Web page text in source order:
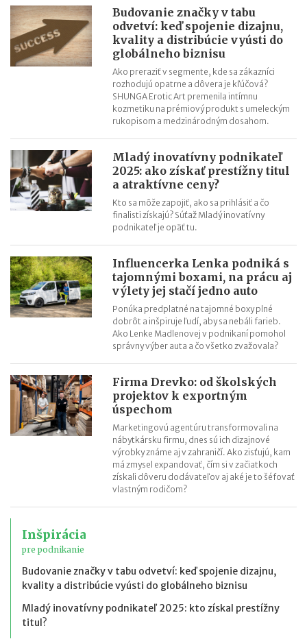
Revolúcia v doručovaní listov: výdajné boxy už nie sú len pre
balíky, poštu si vyzdvihnete kedykoľvek
Efektívny rast v roku 2026: Objavte potenciál AI aj na Kaufland
online trhovisku
Black Friday: Ako môžu slovenskí predajcovia využiť nákupnú
Najsilnejšia predvianočná sezóna: 5 krokov k vyšším tržbám
Budovanie značky v tabu
odvetví: keď spojenie dizajnu,
kvality a distribúcie vyústi do
globálneho biznisu
Ako preraziť v segmente, kde sa zákazníci
rozhodujú opatrne a dôvera je kľúčová?
SHUNGA Erotic Art premenila intímnu
kozmetiku na prémiový produkt s umeleckým
rukopisom a medzinárodným dosahom.
Mladý inovatívny podnikateľ
2025: ako získať prestížny titul
a atraktívne ceny?
Kto sa môže zapojiť, ako sa prihlásiť a čo
finalisti získajú? Súťaž Mladý inovatívny
podnikateľ je opäť tu.
Influencerka Lenka podniká s
tajomnými boxami, na prácu aj
výlety jej stačí jedno auto
Ponúka predplatné na tajomné boxy plné
dobrôt a inšpiruje ľudí, aby sa nebáli farieb.
Ako Lenke Madlenovej v podnikaní pomohol
správny výber auta a čo všetko zvažovala?
Firma Drevko: od školských
projektov k exportným
úspechom
Marketingovú agentúru transformovali na
nábytkársku firmu, dnes sú ich dizajnové
výrobky známe aj v zahraničí. Ako zisťujú, kam
má zmysel expandovať, čím si v začiatkoch
získali dôveru dodávateľov aj aké je to šéfovať
vlastným rodičom?
Inšpirácia
pre podnikanie
Budovanie značky v tabu odvetví: keď spojenie dizajnu,
kvality a distribúcie vyústi do globálneho biznisu
Mladý inovatívny podnikateľ 2025: kto získal prestížny
titul?